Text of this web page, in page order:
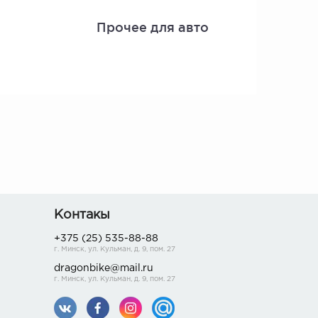
Прочее для авто
Контакы
+375 (25) 535-88-88
г. Минск, ул. Кульман, д. 9, пом. 27
dragonbike@mail.ru
г. Минск, ул. Кульман, д. 9, пом. 27